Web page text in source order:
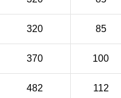
320 85
370 100
482 112